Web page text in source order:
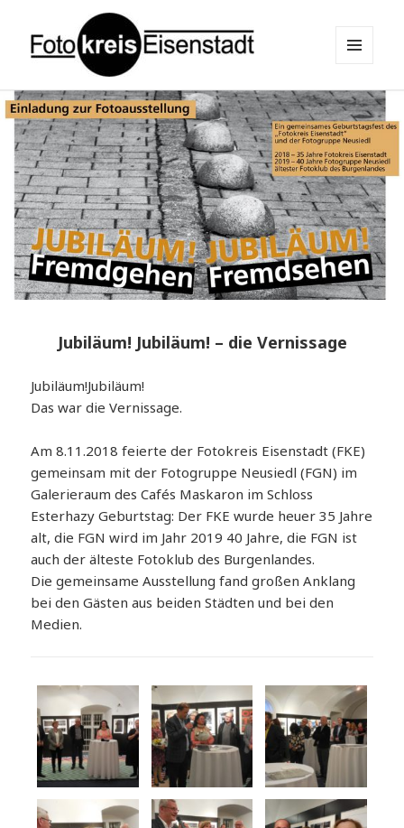
Fotokreis Eisenstadt
WIDGETS
Jubiläum! Jubiläum! – die Vernissage
Jubiläum!Jubiläum!
Das war die Vernissage.
Am 8.11.2018 feierte der Fotokreis Eisenstadt (FKE)
gemeinsam mit der Fotogruppe Neusiedl (FGN) im
Galerieraum des Cafés Maskaron im Schloss
Esterhazy Geburtstag: Der FKE wurde heuer 35 Jahre
alt, die FGN wird im Jahr 2019 40 Jahre, die FGN ist
auch der älteste Fotoklub des Burgenlandes.
Die gemeinsame Ausstellung fand großen Anklang
bei den Gästen aus beiden Städten und bei den
Medien.